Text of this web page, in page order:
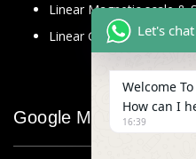
Linear Magnetic scale &
Linear Glass Scale
Google Map
Let's
Welcome
How can I
16:39